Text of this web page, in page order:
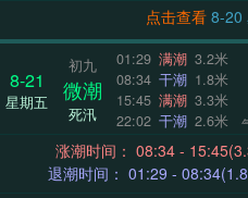
点击查看
8-21
星期五
初九
微潮
死汛
01:29 满潮 3.2米
08:34 干潮 1.8米
15:45 满潮 3.3米
22:02 干潮 2.6米
涨潮时间： 08:34 -
退潮时间： 01:29 -